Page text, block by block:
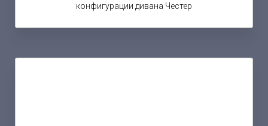
конфигурации дивана Честер